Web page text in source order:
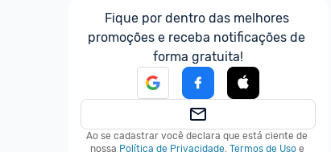
Fique por dentro das melhores
promoções e receba notificações de
forma gratuita!
Ao se cadastrar você declara que está ciente de
nossa Política de Privacidade, Termos de Uso e